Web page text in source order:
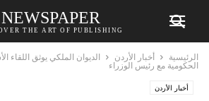
NEWSPAPER
THE ART OF PUBLISHING
الرئيسية أخبار الأردن
الديوان الملكي يوثق اللقاء
الحكومية مع رئيس الوزراء
أخبار الأردن